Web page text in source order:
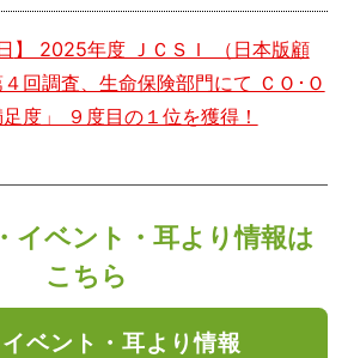
】 2025年度 ＪＣＳＩ （日本版顧
回調査、生命保険部門にて ＣＯ･Ｏ
度」 ９度目の１位を獲得！
イベント・耳より情報は
こちら
ベント・耳より情報